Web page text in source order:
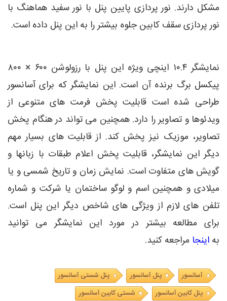
مشکل دارند. نور پردازی پایین پنل با نور سفید هماهنگ با
نور پردازی سقف کابین جلوه بیشتر را به این پنل داده است.
نمایشگر ۱۰.۴ اینچی ویژه این پنل با رزولوشن ۶۰۰ × ۸۰۰
پیکسل برگ برنده آن است. این نمایشگر که برای آسانسور
طراحی شده است قابلیت پخش فرمت های متنوعی از
ویدئوها و تصاویر را دارد. همچنین می تواند در هنگام پخش
تصاویر، موزیک نیز پخش کند. از قابلیت های بسیار مهم
دیگر این نمایشگر، قابلیت پخش اعلام طبقات با زبانها و
گویش های متفاوت است. نمایش زمان و تاریخ شمسی و یا
میلادی و همچنین اسم و لوگو ساختمان یا شرکت و شماره
تلفن های لازم از ویژگی های شاخص دیگر این پنل است.
برای مطالعه بیشتر در مورد این نمایشگر می توانید
به اینجا مراجعه کنید.
آسانسور پنل آسانسور
پنل شستی آسانسور
پنل کابین آسانسور
شستی کابین آسانسور